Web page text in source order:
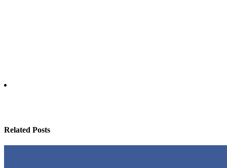
Related Posts